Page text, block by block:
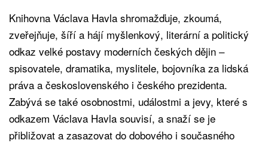
Knihovna Václava Havla shromažďuje, zkoumá,
zveřejňuje, šíří a hájí myšlenkový, literární a politický
odkaz velké postavy moderních českých dějin –
spisovatele, dramatika, myslitele, bojovníka za lidská
práva a československého i českého prezidenta.
Zabývá se také osobnostmi, událostmi a jevy, které s
odkazem Václava Havla souvisí, a snaží se je
přibližovat a zasazovat do dobového i současného